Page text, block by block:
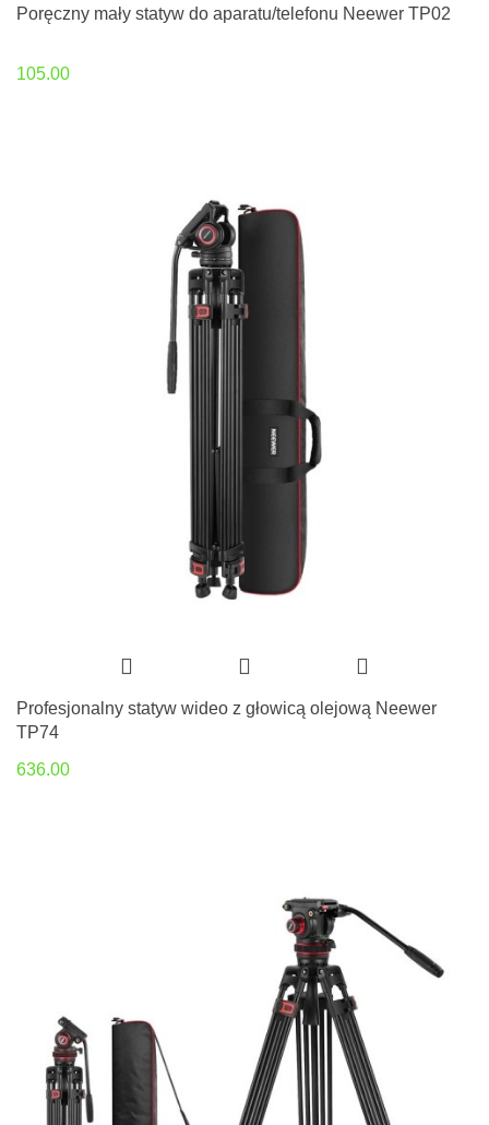
Poręczny mały statyw do aparatu/telefonu Neewer TP02
105.00
Profesjonalny statyw wideo z głowicą olejową Neewer
TP74
636.00